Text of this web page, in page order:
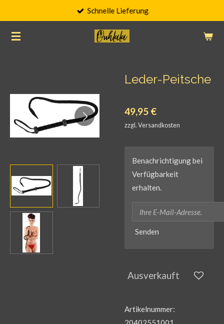
springen
Schnelle Lieferung
Leder-Peitsche
49,95 €
zzgl. Versandkosten
Benachrichtigung bei
Verfügbarkeit
erhalten.
Senden
Ausverkauft
Artikelnummer: